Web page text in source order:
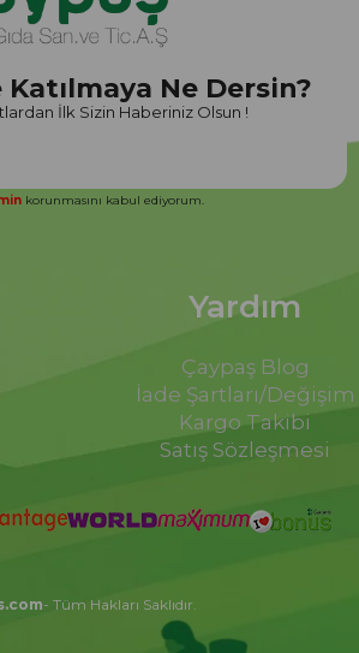
Ne Dersin?
İlk Sizin Haberiniz Olsun !
korunmasını kabul ediyorum.
Yardım
Çaypaş Blog
İade Şartları/Değişim
Kargo Takibi
Satış Sözleşmesi
- Tüm Hakları Saklıdır.